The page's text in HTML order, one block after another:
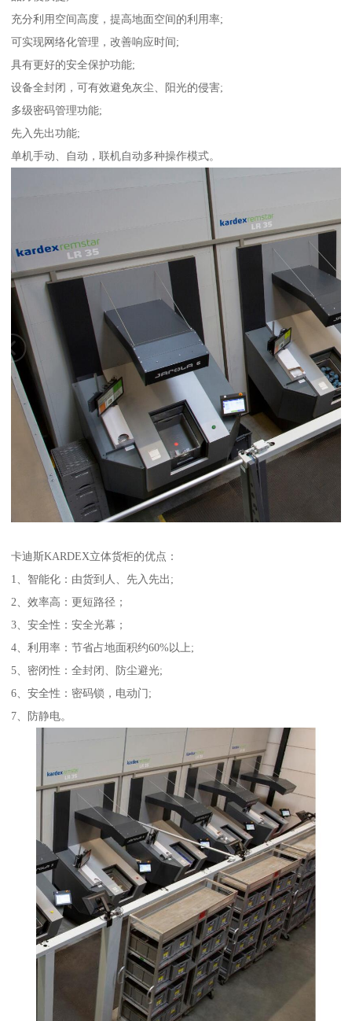
充分利用空间高度，提高地面空间的利用率;
可实现网络化管理，改善响应时间;
具有更好的安全保护功能;
设备全封闭，可有效避免灰尘、阳光的侵害;
多级密码管理功能;
先入先出功能;
单机手动、自动，联机自动多种操作模式。
卡迪斯KARDEX立体货柜的优点：
1、智能化：由货到人、先入先出;
2、效率高：更短路径；
3、安全性：安全光幕；
4、利用率：节省占地面积约60%以上;
5、密闭性：全封闭、防尘避光;
6、安全性：密码锁，电动门;
7、防静电。